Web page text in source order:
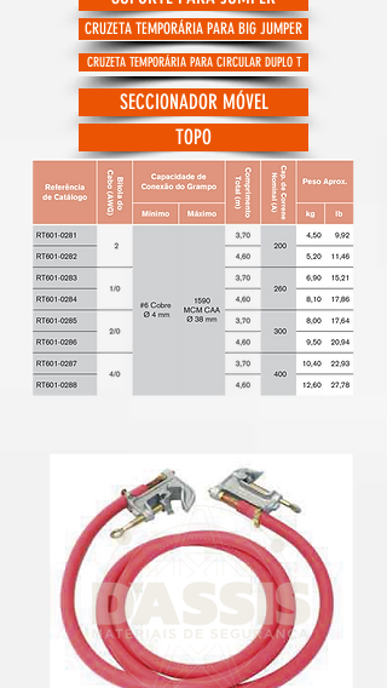
CRUZETA TEMPORÁRIA PARA BIG JUMPER
CRUZETA TEMPORÁRIA PARA CIRCULAR DUPLO T
SECCIONADOR MÓVEL
TOPO